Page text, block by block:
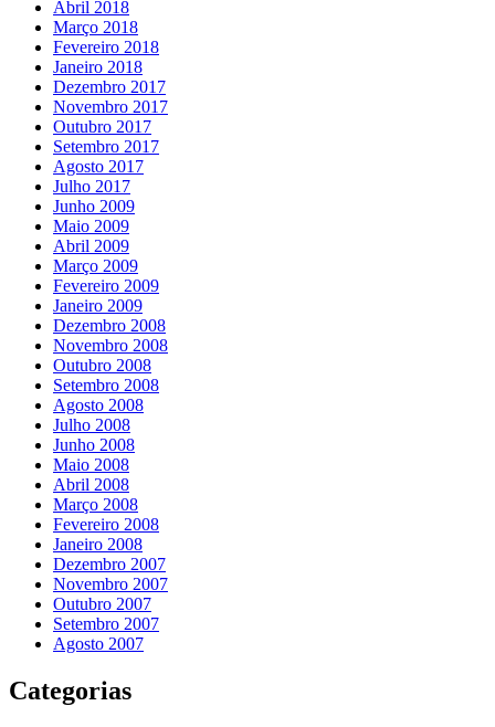
Abril 2018
Março 2018
Fevereiro 2018
Janeiro 2018
Dezembro 2017
Novembro 2017
Outubro 2017
Setembro 2017
Agosto 2017
Julho 2017
Junho 2009
Maio 2009
Abril 2009
Março 2009
Fevereiro 2009
Janeiro 2009
Dezembro 2008
Novembro 2008
Outubro 2008
Setembro 2008
Agosto 2008
Julho 2008
Junho 2008
Maio 2008
Abril 2008
Março 2008
Fevereiro 2008
Janeiro 2008
Dezembro 2007
Novembro 2007
Outubro 2007
Setembro 2007
Agosto 2007
Categorias